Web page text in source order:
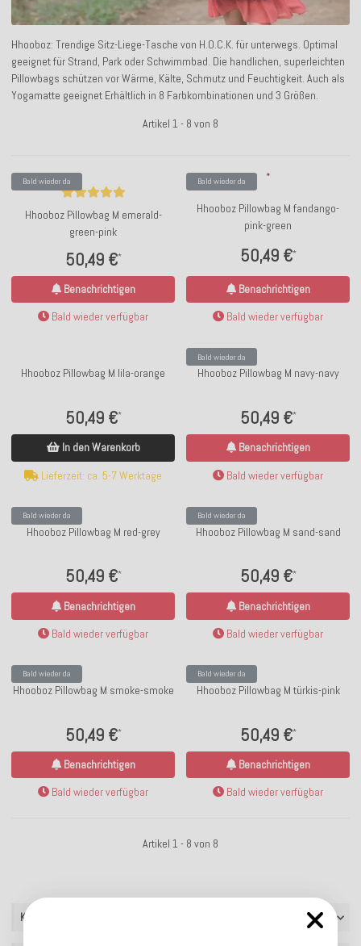
Hhooboz: Trendige Sitz-Liege-Tasche von H.O.C.K. für unterwegs. Optimal
geeignet für Strand, Park oder Schwimmbad. Die handlichen, superleichten
Pillowbags schützen vor Wärme, Kälte, Schmutz und Feuchtigkeit. Auch als
Yogamatte geeignet Erhältlich in 8 Farbkombinationen und 3 Größen.
Artikel 1 - 8 von 8
Bald wieder da
Hhooboz Pillowbag M emerald-
green-pink
50,49 €*
Benachrichtigen
Bald wieder verfügbar
Bald wieder da
Hhooboz Pillowbag M fandango-
pink-green
50,49 €*
Benachrichtigen
Bald wieder verfügbar
Hhooboz Pillowbag M lila-orange
50,49 €*
In den Warenkorb
Lieferzeit: ca. 5-7 Werktage
Bald wieder da
Hhooboz Pillowbag M navy-navy
50,49 €*
Benachrichtigen
Bald wieder verfügbar
Bald wieder da
Hhooboz Pillowbag M red-grey
50,49 €*
Benachrichtigen
Bald wieder verfügbar
Bald wieder da
Hhooboz Pillowbag M sand-sand
50,49 €*
Benachrichtigen
Bald wieder verfügbar
Bald wieder da
Hhooboz Pillowbag M smoke-smoke
50,49 €*
Benachrichtigen
Bald wieder verfügbar
Bald wieder da
Hhooboz Pillowbag M türkis-pink
50,49 €*
Benachrichtigen
Bald wieder verfügbar
Artikel 1 - 8 von 8
Kategorien